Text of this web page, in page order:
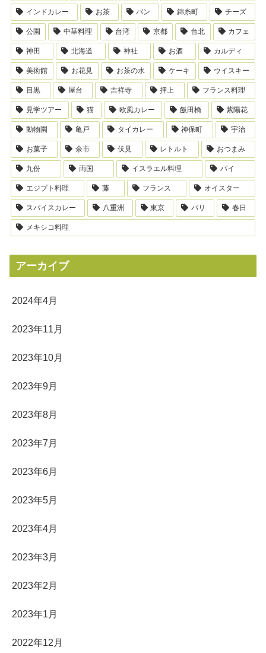
インドカレー お茶 パン 錦糸町 チーズ
公園 中華料理 台湾 京都 台北 カフェ
神田 北海道 神社 お酒 カルディ
美術館 お花見 お茶の水 ケーキ ウイスキー
目黒 屋台 吉祥寺 押上 フランス料理
見学ツアー 猫 欧風カレー 飯田橋 紫陽花
動物園 亀戸 タイカレー 神保町 宇治
お菓子 余市 伏見 レトルト おつまみ
九份 両国 イスラエル料理 パイ
エジプト料理 藤 フランス オイスター
スパイスカレー 八重洲 東京 パリ 春日
メキシコ料理
アーカイブ
2024年4月
2023年11月
2023年10月
2023年9月
2023年8月
2023年7月
2023年6月
2023年5月
2023年4月
2023年3月
2023年2月
2023年1月
2022年12月